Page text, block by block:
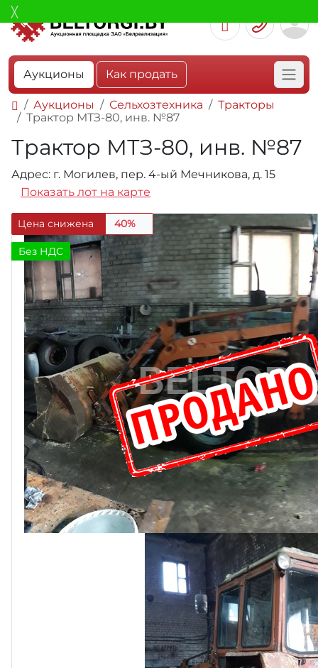
Аукционы Как продать
Аукционы Сельхозтехника
Тракторы
Трактор МТЗ-80, инв. №87
Трактор МТЗ-80, инв. №87
Адрес: г. Могилев, пер. 4-ый Мечникова, д. 15
Показать лот на карте
Цена снижена 40%
Без НДС